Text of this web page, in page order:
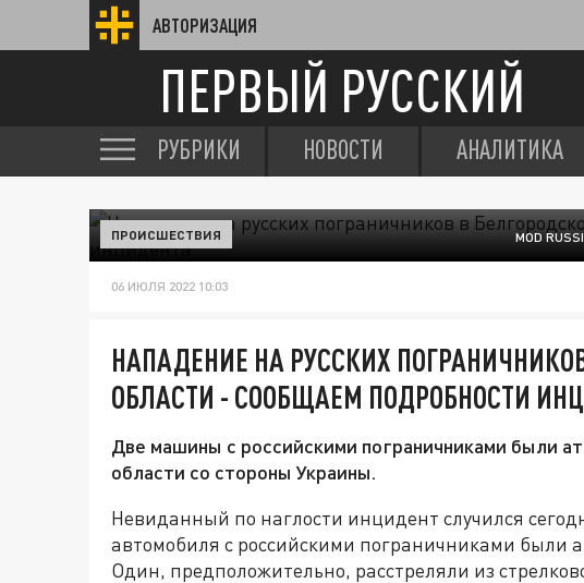
АВТОРИЗАЦИЯ
ПЕРВЫЙ РУССКИЙ
РУБРИКИ НОВОСТИ АНАЛИТИКА
MOD
ПРОИСШЕСТВИЯ
06 ИЮЛЯ 2022 10:03
НАПАДЕНИЕ НА РУССКИХ
ОБЛАСТИ - СООБЩАЕМ ПОДРОБНОСТИ
Две машины с российскими пограничниками были
области со стороны Украины.
Невиданный по наглости инцидент случился
автомобиля с российскими пограничниками были
Один, предположительно, расстреляли из